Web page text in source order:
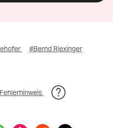
#Bernd Riexinger
Fehlerhinweis